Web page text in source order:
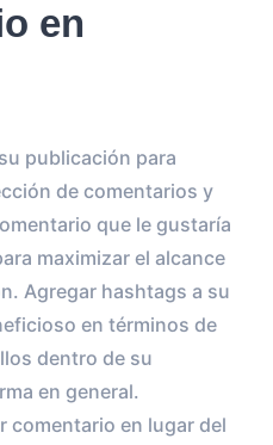
en
publicación para
de comentarios y
que le gustaría
maximizar el alcance
Agregar hashtags a su
en términos de
dentro de su
en general.
comentario en lugar del